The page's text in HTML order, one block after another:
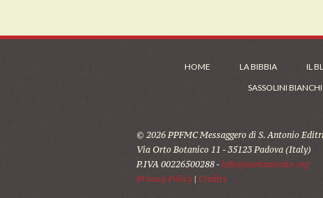
HOME LA BIBBIA IL
SASSOLINI BIANCHI
© 2026 PPFMC Messaggero di S. Antonio
Via Orto Botanico 11 - 35123 Padova (Italy)
P.IVA 00226500288 - info@santantonio.org
Privacy Policy| Credits